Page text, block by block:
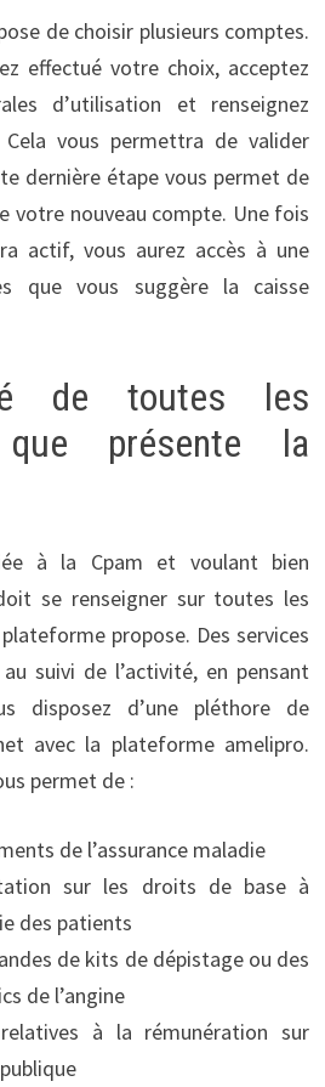
de choisir plusieurs comptes.
effectué votre choix, acceptez
d’utilisation et renseignez
vous permettra de valider
dernière étape vous permet de
votre nouveau compte. Une fois
actif, vous aurez accès à une
que vous suggère la caisse
de toutes les
que présente la
à la Cpam et voulant bien
se renseigner sur toutes les
propose. Des services
suivi de l’activité, en pensant
disposez d’une pléthore de
avec la plateforme amelipro.
permet de :
de l’assurance maladie
sur les droits de base à
des patients
de kits de dépistage ou des
de l’angine
à la rémunération sur